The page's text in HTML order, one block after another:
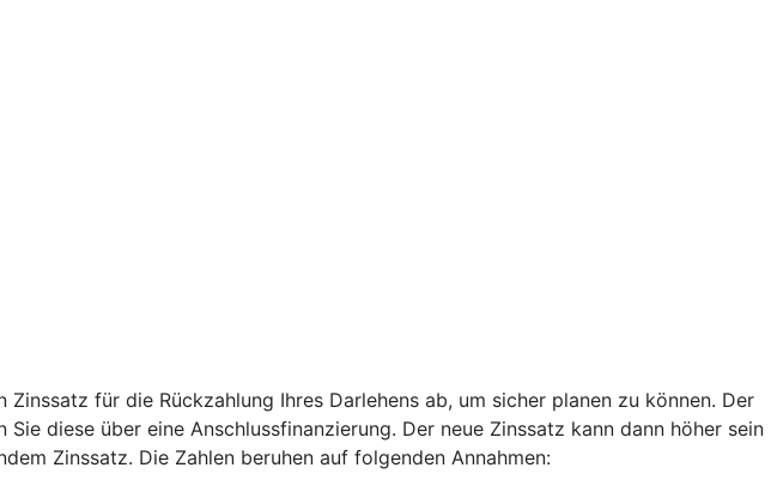
für die Rückzahlung Ihres Darlehens ab, um sicher planen zu können. Der
diese über eine Anschlussfinanzierung. Der neue Zinssatz kann dann höher sein
Zinssatz. Die Zahlen beruhen auf folgenden Annahmen: